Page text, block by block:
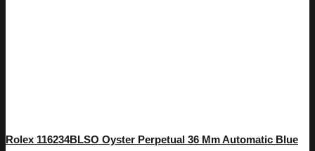
Rolex 116234BLSO Oyster Perpetual 36 Mm Automatic Blue